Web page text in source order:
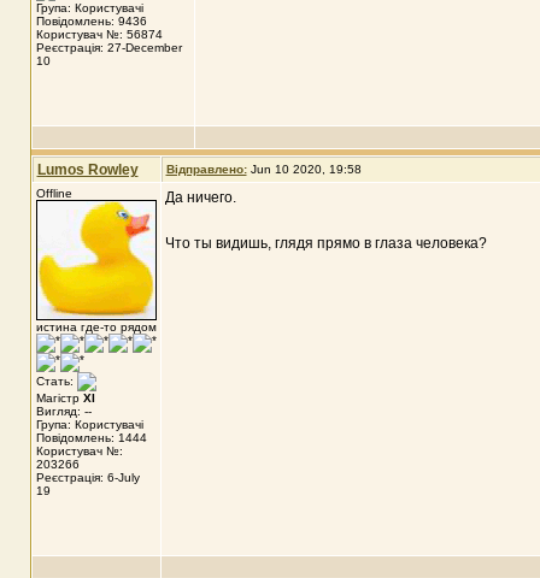
Група: Користувачі
Повідомлень: 9436
Користувач №: 56874
Реєстрація: 27-December
10
Lumos Rowley Відправлено: Jun 10 2020, 19:58
Offline
истина где-то рядом
Стать:
Магістр XI
Вигляд: --
Група: Користувачі
Повідомлень: 1444
Користувач №:
203266
Реєстрація: 6-July
19
Да ничего.
Что ты видишь, глядя прямо в глаза человека?